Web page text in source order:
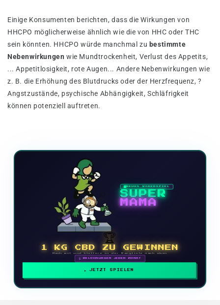
Einige Konsumenten berichten, dass die Wirkungen von
HHCPO möglicherweise ähnlich wie die von HHC oder THC
sein könnten. HHCPO würde manchmal zu bestimmte
Nebenwirkungen wie Mundtrockenheit, Verlust des Appetits,
... Appetitlosigkeit, rote Augen... Andere Nebenwirkungen wie
z. B. die Erhöhung des Blutdrucks oder der Herzfrequenz, ?
Angstzustände, psychische Abhängigkeit, Schläfrigkeit
können potenziell auftreten.
NEUES VIDEOSPIEL
SUPER
MAMA
🏆
1 KG CBD ZU GEWINNEN
Mach mit und klettere in der Rangliste nach oben
🗓 BELOHNUNGEN JEDEN MONAT
JETZT SPIELEN